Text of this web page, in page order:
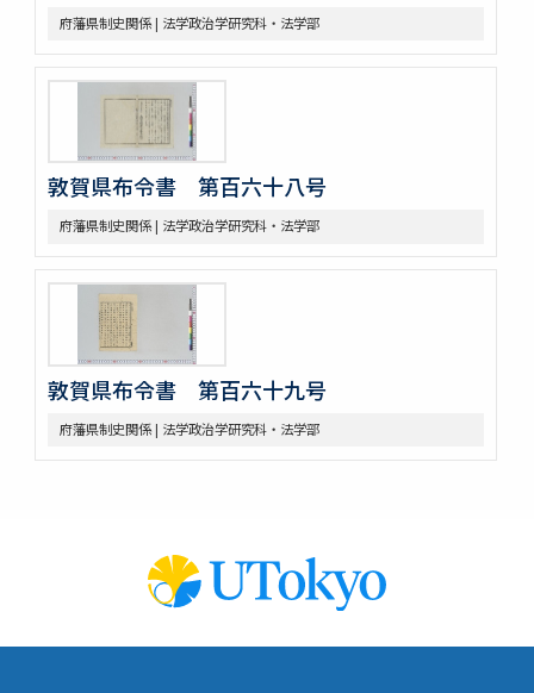
府藩県制史関係 | 法学政治学研究科・法学部
敦賀県布令書 第百六十八号
府藩県制史関係 | 法学政治学研究科・法学部
敦賀県布令書 第百六十九号
府藩県制史関係 | 法学政治学研究科・法学部